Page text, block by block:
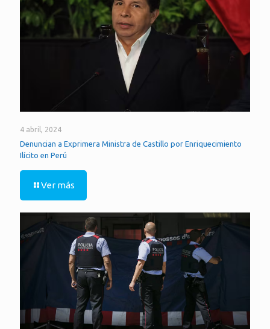
4 abril, 2024
Denuncian a Exprimera Ministra de Castillo por Enriquecimiento
Ilícito en Perú
Ver más